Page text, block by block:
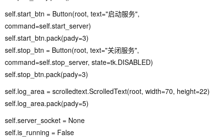
self.start_btn = Button(root, text="启动服务",
command=self.start_server)
self.start_btn.pack(pady=3)
self.stop_btn = Button(root, text="关闭服务",
command=self.stop_server, state=tk.DISABLED)
self.stop_btn.pack(pady=3)
self.log_area = scrolledtext.ScrolledText(root, width=70, height=22)
self.log_area.pack(pady=5)
self.server_socket = None
self.is_running = False